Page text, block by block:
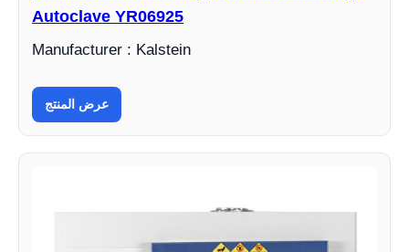
Autoclave YR06925
Manufacturer : Kalstein
عرض المنتج